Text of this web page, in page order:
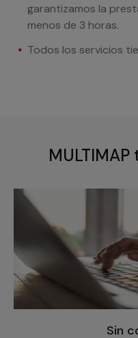
garantizamos la
menos de 3 horas.
Todos los servicios
Sin